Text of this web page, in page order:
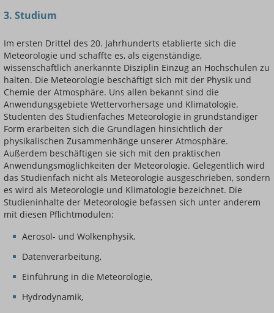
3. Studium
Im ersten Drittel des 20. Jahrhunderts etablierte sich die
Meteorologie und schaffte es, als eigenständige,
wissenschaftlich anerkannte Disziplin Einzug an Hochschulen zu
halten. Die Meteorologie beschäftigt sich mit der Physik und
Chemie der Atmosphäre. Uns allen bekannt sind die
Anwendungsgebiete Wettervorhersage und Klimatologie.
Studenten des Studienfaches Meteorologie in grundständiger
Form erarbeiten sich die Grundlagen hinsichtlich der
physikalischen Zusammenhänge unserer Atmosphäre.
Außerdem beschäftigen sie sich mit den praktischen
Anwendungsmöglichkeiten der Meteorologie. Gelegentlich wird
das Studienfach nicht als Meteorologie ausgeschrieben, sondern
es wird als Meteorologie und Klimatologie bezeichnet. Die
Studieninhalte der Meteorologie befassen sich unter anderem
mit diesen Pflichtmodulen:
Aerosol- und Wolkenphysik,
Datenverarbeitung,
Einführung in die Meteorologie,
Hydrodynamik,